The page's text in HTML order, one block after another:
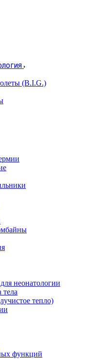
(B.I.G.)
неонатологии
тела
тепло)
функций